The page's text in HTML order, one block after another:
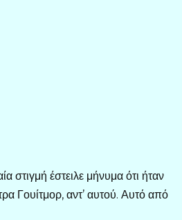
στιγμή έστειλε μήνυμα ότι ήταν
Γουίτμορ, αντ’ αυτού. Αυτό από